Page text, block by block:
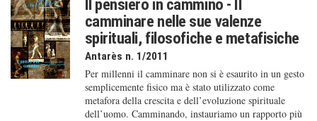
Il pensiero in cammino - Il
camminare nelle sue valenze
spirituali, filosofiche e metafisiche
Antarès n. 1/2011
Per millenni il camminare non si è esaurito in un gesto
semplicemente fisico ma è stato utilizzato come
metafora della crescita e dell’evoluzione spirituale
dell’uomo. Camminando, instauriamo un rapporto più